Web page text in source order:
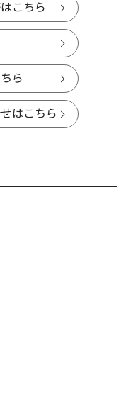
こちら
ら
はこちら